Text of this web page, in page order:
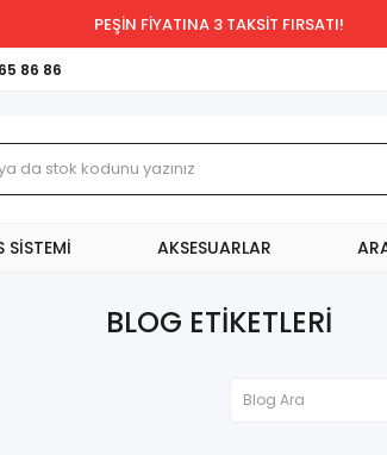
PEŞİN FİYATINA 3 TAKSİT FIRSATI!
86 86
SİSTEMİ AKSESUARLAR
BLOG ETIKETLERI